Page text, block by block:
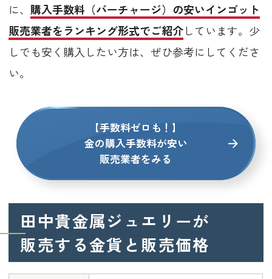
に、 購入手数料（バーチャージ）の安いインゴット
販売業者をランキング形式でご紹介しています。少
しでも安く購入したい方は、ぜひ参考にしてくださ
い。
【手数料ゼロも！】
金の購入手数料が安い
販売業者をみる
田中貴金属ジュエリーが
販売する金貨と販売価格